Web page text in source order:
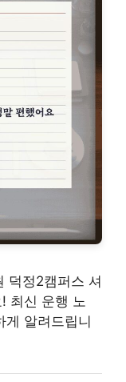
덕정2캠퍼스 셔
최신 운행 노
게 알려드립니